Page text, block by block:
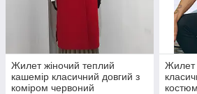
Жилет жіночий теплий
кашемір класичний довгий з
коміром червоний
Жилет